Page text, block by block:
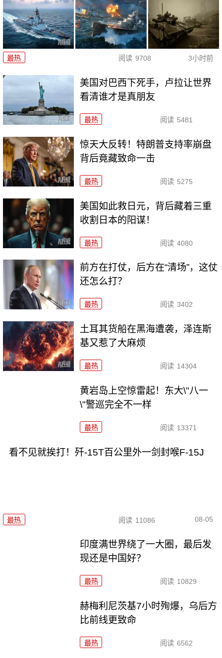
最热 阅读 9708 3小时前
美国对巴西下死手，卢拉让世界
看清谁才是真朋友
最热 阅读 5481
惊天大反转！特朗普支持率崩盘
背后竟藏致命一击
最热 阅读 5275
美国如此救日元，背后藏着三重
收割日本的阳谋！
最热 阅读 4080
前方在打仗，后方在“清场”，这仗
还怎么打？
最热 阅读 3402
土耳其货船在黑海遭袭，泽连斯
基又惹了大麻烦
最热 阅读 14304
黄岩岛上空惊雷起！东大\"八一
\"警巡完全不一样
最热 阅读 13371
看不见就挨打！歼-15T百公里外一剑封喉F-15J
最热 阅读 11086 08-05
印度满世界绕了一大圈，最后发
现还是中国好？
最热 阅读 10829
赫梅利尼茨基7小时殉爆，乌后方
比前线更致命
最热 阅读 6562